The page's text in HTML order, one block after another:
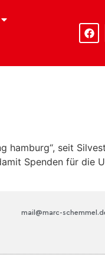
hamburg“, seit
Spenden für die
mail@marc-